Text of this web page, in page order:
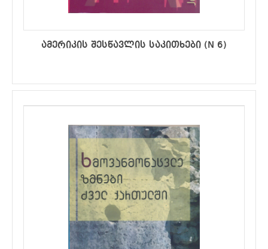
ამერიკის შესწავლის საკითხები (N 6)